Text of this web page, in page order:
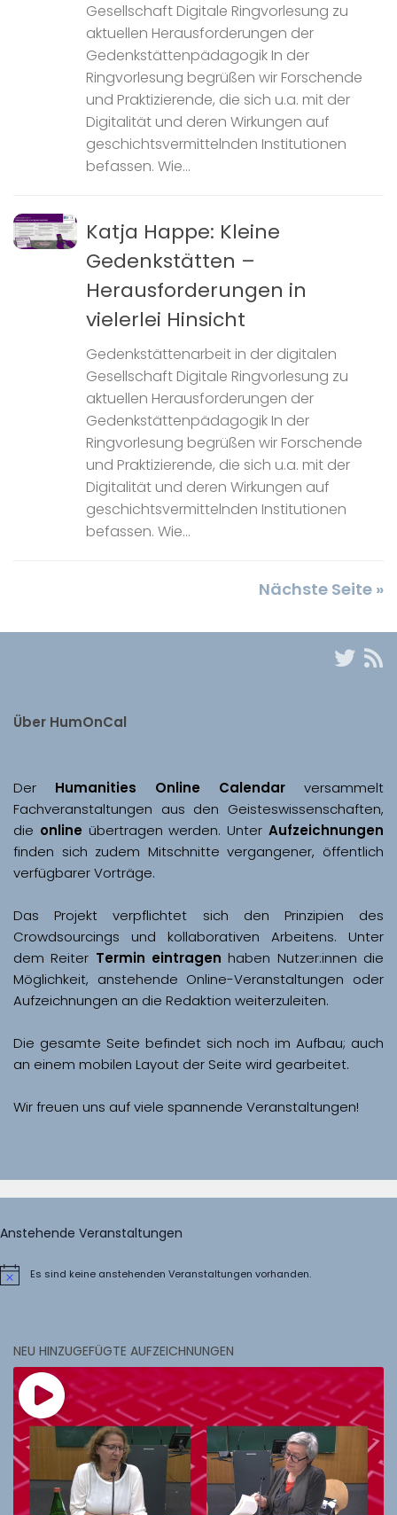
Gesellschaft Digitale Ringvorlesung zu
aktuellen Herausforderungen der
Gedenkstättenpädagogik In der
Ringvorlesung begrüßen wir Forschende
und Praktizierende, die sich u.a. mit der
Digitalität und deren Wirkungen auf
geschichtsvermittelnden Institutionen
befassen. Wie...
Katja Happe: Kleine
Gedenkstätten –
Herausforderungen in
vielerlei Hinsicht
Gedenkstättenarbeit in der digitalen
Gesellschaft Digitale Ringvorlesung zu
aktuellen Herausforderungen der
Gedenkstättenpädagogik In der
Ringvorlesung begrüßen wir Forschende
und Praktizierende, die sich u.a. mit der
Digitalität und deren Wirkungen auf
geschichtsvermittelnden Institutionen
befassen. Wie...
Nächste Seite »
Über HumOnCal
Der Humanities Online Calendar versammelt
Fachveranstaltungen aus den Geisteswissenschaften,
die online übertragen werden. Unter Aufzeichnungen
finden sich zudem Mitschnitte vergangener, öffentlich
Das Projekt verpflichtet sich den Prinzipien des
Crowdsourcings und kollaborativen Arbeitens. Unter
dem Reiter Termin eintragen haben Nutzer:innen die
Möglichkeit, anstehende Online-Veranstaltungen oder
Aufzeichnungen an die Redaktion weiterzuleiten.
Die gesamte Seite befindet sich noch im Aufbau; auch
Wir freuen uns auf viele spannende Veranstaltungen!
Anstehende Veranstaltungen
HinweisEs sind keine anstehenden Veranstaltungen vorhanden.
NEU HINZUGEFÜGTE AUFZEICHNUNGEN